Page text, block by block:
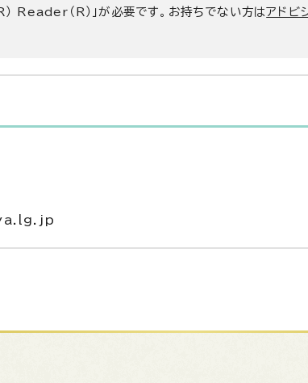
Reader（R）」が必要です。お持ちでない方はアドビ